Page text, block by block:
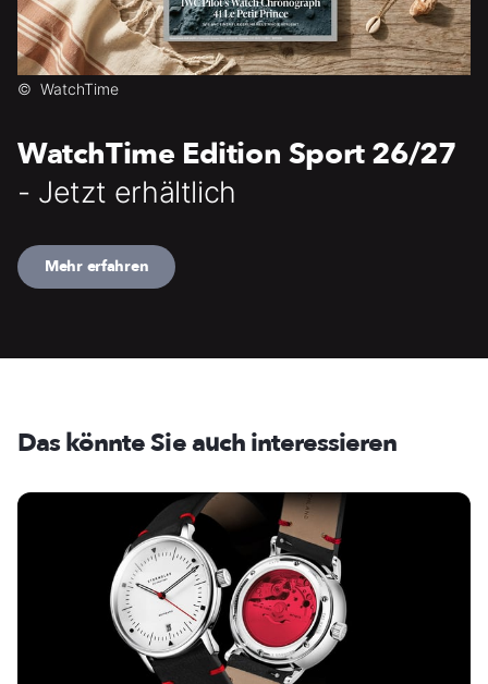
© WatchTime
WatchTime Edition Sport 26/27
- Jetzt erhältlich
Mehr erfahren
Das könnte Sie auch interessieren